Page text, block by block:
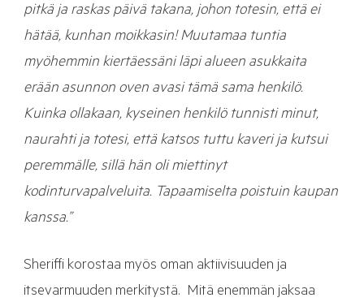
pitkä ja raskas päivä takana, johon totesin, että ei
hätää, kunhan moikkasin! Muutamaa tuntia
myöhemmin kiertäessäni läpi alueen asukkaita
erään asunnon oven avasi tämä sama henkilö.
Kuinka ollakaan, kyseinen henkilö tunnisti minut,
naurahti ja totesi, että katsos tuttu kaveri ja kutsui
peremmälle, sillä hän oli miettinyt
kodinturvapalveluita. Tapaamiselta poistuin kaupan
kanssa.”
Sheriffi korostaa myös oman aktiivisuuden ja
itsevarmuuden merkitystä. Mitä enemmän jaksaa